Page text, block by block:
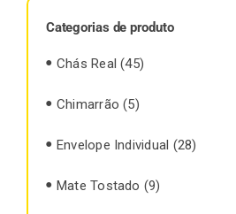
Categorias de produto
Chás Real (45)
Chimarrão (5)
Envelope Individual (28)
Mate Tostado (9)